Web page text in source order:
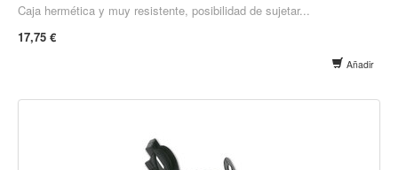
Caja hermética y muy resistente, posibilidad de sujetar...
17,75 €
Añadir